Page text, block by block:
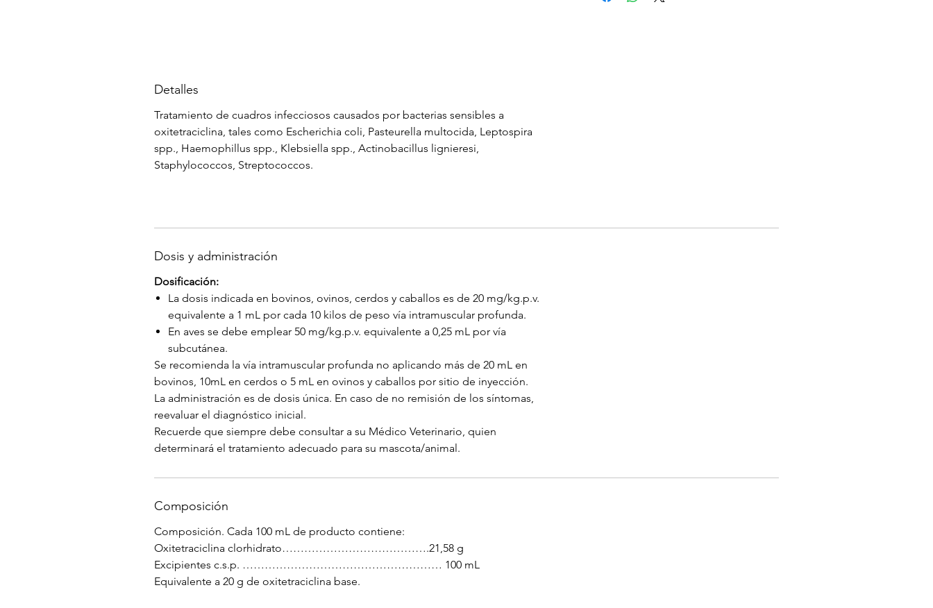
Detalles
Tratamiento de cuadros infecciosos causados por bacterias sensibles a
oxitetraciclina, tales como Escherichia coli, Pasteurella multocida, Leptospira
spp., Haemophillus spp., Klebsiella spp., Actinobacillus lignieresi,
Staphylococcos, Streptococcos.
Dosis y administración
Dosificación:
La dosis indicada en bovinos, ovinos, cerdos y caballos es de 20 mg/kg.p.v.
equivalente a 1 mL por cada 10 kilos de peso vía intramuscular profunda.
En aves se debe emplear 50 mg/kg.p.v. equivalente a 0,25 mL por vía
subcutánea.
Se recomienda la vía intramuscular profunda no aplicando más de 20 mL en
bovinos, 10mL en cerdos o 5 mL en ovinos y caballos por sitio de inyección.
La administración es de dosis única. En caso de no remisión de los síntomas,
reevaluar el diagnóstico inicial.
Recuerde que siempre debe consultar a su Médico Veterinario, quien
determinará el tratamiento adecuado para su mascota/animal.
Composición
Composición. Cada 100 mL de producto contiene:
Oxitetraciclina clorhidrato………………………………….21,58 g
Excipientes c.s.p. ……………………………………………… 100 mL
Equivalente a 20 g de oxitetraciclina base.